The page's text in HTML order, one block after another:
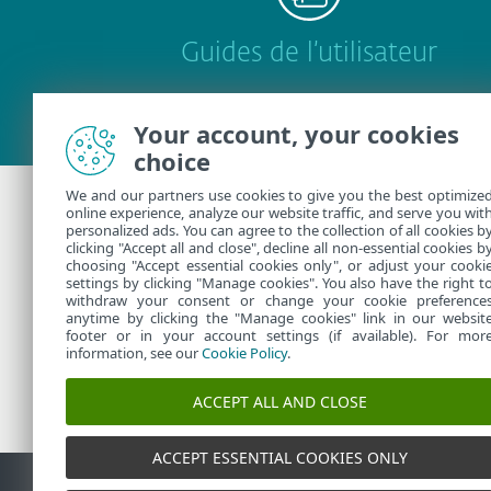
Guides de l’utilisateur
Assistance
Contacter l'assistance
Your account, your cookies
choice
We and our partners use cookies to give you the best optimized
online experience, analyze our website traffic, and serve you with
personalized ads. You can agree to the collection of all cookies
clicking "Accept all and close", decline all non-essential cookies
choosing "Accept essential cookies only", or adjust your
settings by clicking "Manage cookies". You also have the right to
withdraw your consent or change your cookie
anytime by clicking the "Manage cookies" link in our
footer or in your account settings (if available). For
information, see ourCookie Policy.
ACCEPT ALL AND CLOSE
ACCEPT ESSENTIAL COOKIES ONLY